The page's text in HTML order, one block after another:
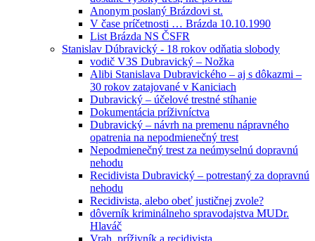
Anonym poslaný Brázdovi st.
V čase príčetnosti … Brázda 10.10.1990
List Brázda NS ČSFR
Stanislav Dúbravický - 18 rokov odňatia slobody
vodič V3S Dubravický – Nožka
Alibi Stanislava Dubravického – aj s dôkazmi –
30 rokov zatajované v Kaniciach
Dubravický – účelové trestné stíhanie
Dokumentácia príživníctva
Dubravický – návrh na premenu nápravného
opatrenia na nepodmienečný trest
Nepodmienečný trest za neúmyselnú dopravnú
nehodu
Recidivista Dubravický – potrestaný za dopravnú
nehodu
Recidivista, alebo obeť justičnej zvole?
dôverník kriminálneho spravodajstva MUDr.
Hlaváč
Vrah, príživník a recidivista